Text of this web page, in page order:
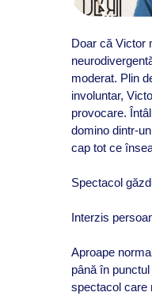
Doar că Victor
moderat. Plin
involuntar,
provocare.
domino dintr-
cap tot ce
Spectacol
Interzis
Aproape
până în
spectacol care